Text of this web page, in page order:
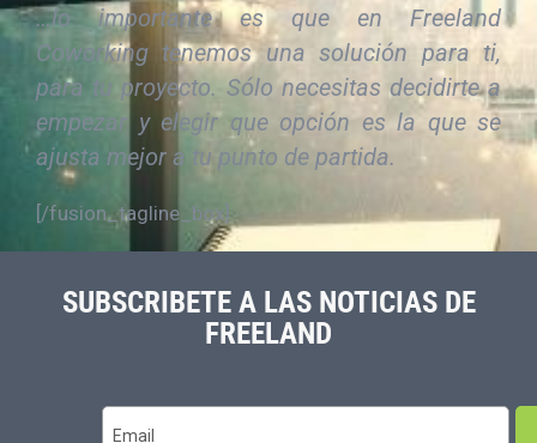
…lo importante es que enFreeland
Coworking tenemos una solución para ti,
para tu proyecto. Sólo necesitas decidirte a
empezar y elegir que opción es la que se
ajusta mejor a tu punto de partida.
[/fusion_tagline_box]
SUBSCRIBETE A LAS NOTICIAS DE
FREELAND